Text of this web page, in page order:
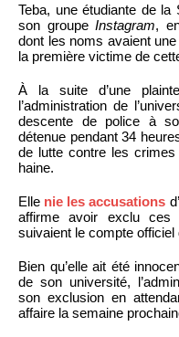
Teba, une étudiante de la
son groupe Instagram,
dont les noms avaient
la première victime de
À la suite d’une
l’administration de
descente de police à
détenue pendant 34
de lutte contre les
haine.
Elle nie les accusations
affirme avoir exclu ces
suivaient le compte officiel
Bien qu’elle ait été
de son université,
son exclusion en
affaire la semaine